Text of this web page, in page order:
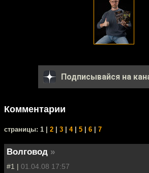
Подписывайся на
Комментарии
cтраницы: 1 | 2 3 4| 5 6 7
Волговод »
#1 | 01.04.08 17:57